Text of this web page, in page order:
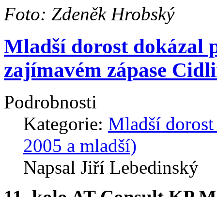
Foto: Zdeněk Hrobský
Mladší dorost dokázal
zajímavém zápase
Podrobnosti
Kategorie: Mladší
2005 a mladší)
Napsal Jiří Lebedinský